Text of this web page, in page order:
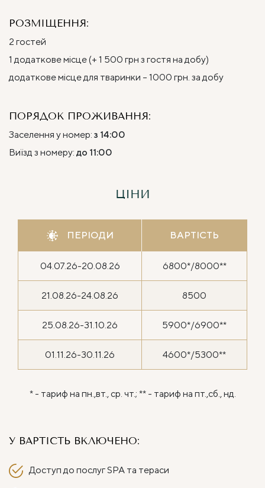
РОЗМІЩЕННЯ:
2 гостей
1 додаткове місце (+ 1 500 грн з гостя на добу)
додаткове місце для тваринки – 1000 грн. за добу
ПОРЯДОК ПРОЖИВАННЯ:
Заселення у номер: з 14:00
Виїзд з номеру: до 11:00
ЦІНИ
ПЕРІОДИ ВАРТІСТЬ
04.07.26-20.08.26 6800*/8000**
21.08.26-24.08.26 8500
25.08.26-31.10.26 5900*/6900**
01.11.26-30.11.26 4600*/5300**
* - тариф на пн.,вт., ср. чт.; ** - тариф на пт.,сб., нд.
У ВАРТІСТЬ ВКЛЮЧЕНО:
Доступ до послуг SPA та тераси